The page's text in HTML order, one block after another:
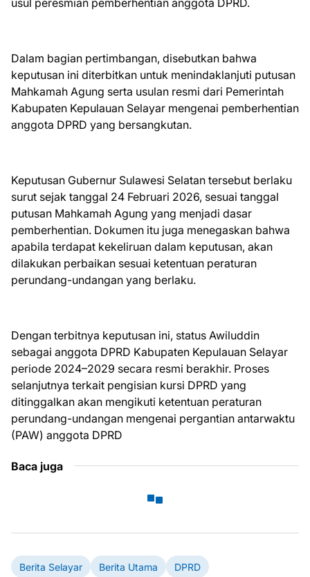
usul peresmian pemberhentian anggota DPRD.
Dalam bagian pertimbangan, disebutkan bahwa
keputusan ini diterbitkan untuk menindaklanjuti putusan
Mahkamah Agung serta usulan resmi dari Pemerintah
Kabupaten Kepulauan Selayar mengenai pemberhentian
anggota DPRD yang bersangkutan.
Keputusan Gubernur Sulawesi Selatan tersebut berlaku
surut sejak tanggal 24 Februari 2026, sesuai tanggal
putusan Mahkamah Agung yang menjadi dasar
pemberhentian. Dokumen itu juga menegaskan bahwa
apabila terdapat kekeliruan dalam keputusan, akan
dilakukan perbaikan sesuai ketentuan peraturan
perundang-undangan yang berlaku.
Dengan terbitnya keputusan ini, status Awiluddin
sebagai anggota DPRD Kabupaten Kepulauan Selayar
periode 2024–2029 secara resmi berakhir. Proses
selanjutnya terkait pengisian kursi DPRD yang
ditinggalkan akan mengikuti ketentuan peraturan
perundang-undangan mengenai pergantian antarwaktu
(PAW) anggota DPRD
Baca juga
Berita Selayar Berita Utama DPRD